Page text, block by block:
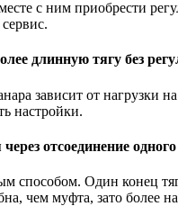
с ним приобрести
длинную тягу без
зависит от нагрузки
настройки.
отсоединение
способом. Один конец
чем муфта, зато более